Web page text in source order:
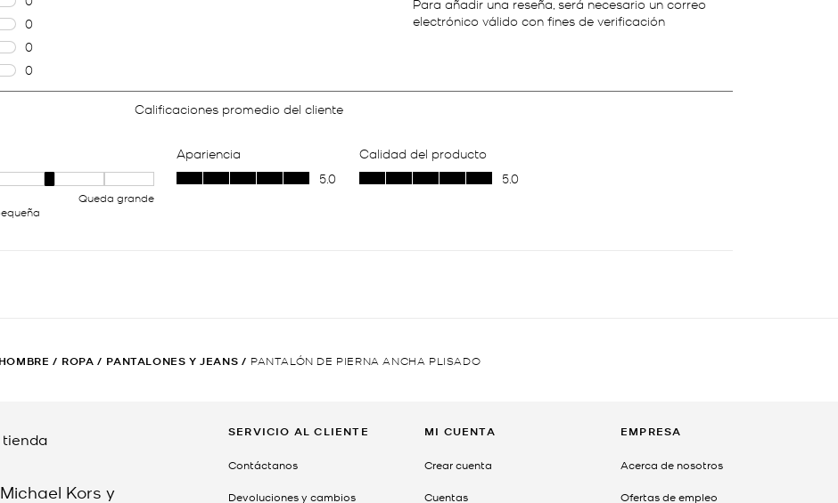
HOMBRE / ROPA / PANTALONES Y JEANS / PANTALÓN DE PIERNA ANCHA PLISADO
Kors y
SERVICIO AL CLIENTE
Contáctanos
Devoluciones y cambios
MI CUENTA
Crear cuenta
Cuentas
EMPRESA
Acerca de nosotros
Ofertas de empleo